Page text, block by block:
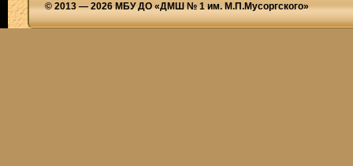
© 2013 — 2026 МБУ ДО «ДМШ № 1 им. М.П.Мусоргского»